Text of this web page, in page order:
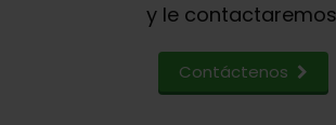
y le
Contáctenos